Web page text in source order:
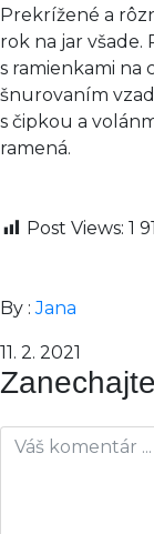
Prekrížené a
rok na jar všade.
s ramienkami na
šnurovaním
s čipkou a
ramená.
Post Views: 1
By :Jana
11. 2. 2021